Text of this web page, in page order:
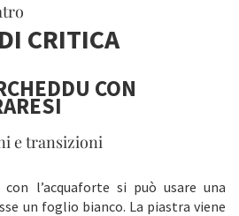
CRITICA
CON
e transizioni
l’acquaforte si può usare una
un foglio bianco. La piastra viene